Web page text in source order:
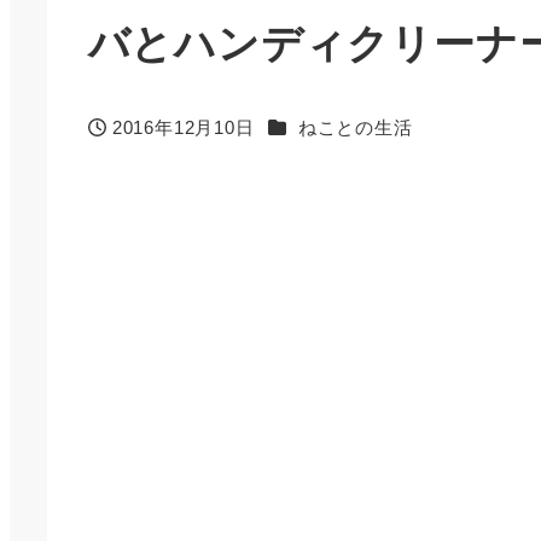
バとハンディクリーナ
投稿日
2016年12月10日 カテゴリー
ねことの生活